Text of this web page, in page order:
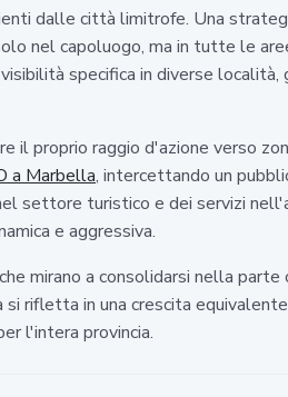
dalle città limitrofe. Una
nel capoluogo, ma in tutte le
specifica in diverse località,
il proprio raggio d'azione verso
a Marbella, intercettando un
settore turistico e dei servizi
e aggressiva.
mirano a consolidarsi nella
si rifletta in una crescita
l'intera provincia.